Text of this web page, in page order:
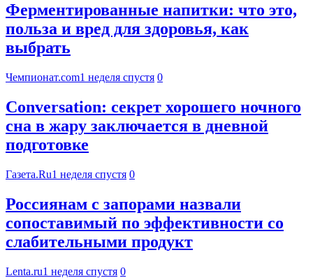
Ферментированные напитки: что это,
польза и вред для здоровья, как
выбрать
Чемпионат.com1 неделя спустя 0
Conversation: секрет хорошего ночного
сна в жару заключается в дневной
подготовке
Газета.Ru1 неделя спустя 0
Россиянам с запорами назвали
сопоставимый по эффективности со
слабительными продукт
Lenta.ru1 неделя спустя 0